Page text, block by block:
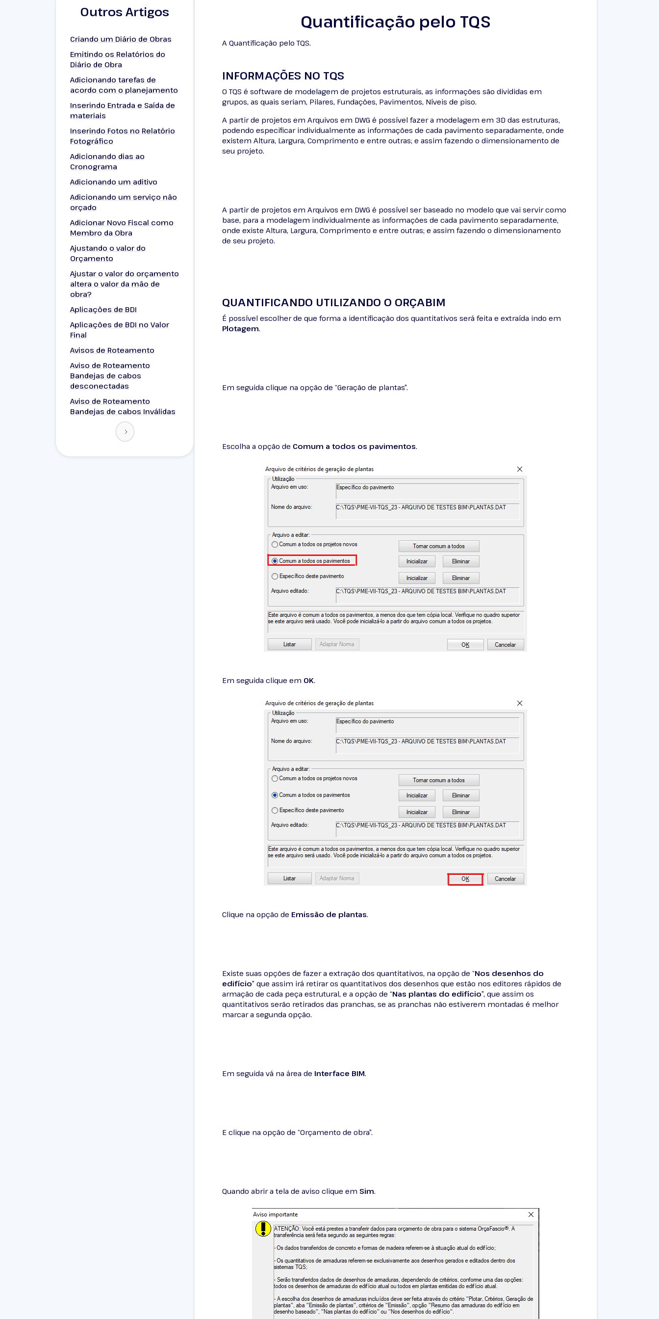
Outros Artigos
Criando um Diário de Obras
Emitindo os Relatórios do
Diário de Obra
Adicionando tarefas de
acordo com o planejamento
Inserindo Entrada e Saída de
materiais
Inserindo Fotos no Relatório
Fotográfico
Adicionando dias ao
Cronograma
Adicionando um aditivo
Adicionando um serviço não
orçado
Adicionar Novo Fiscal como
Membro da Obra
Ajustando o valor do
Orçamento
Ajustar o valor do orçamento
altera o valor da mão de
obra?
Aplicações de BDI
Aplicações de BDI no Valor
Final
Avisos de Roteamento
Aviso de Roteamento
Bandejas de cabos
desconectadas
Aviso de Roteamento
Bandejas de cabos Inválidas
Quantificação pelo TQS
A Quantificação pelo TQS.
INFORMAÇÕES NO TQS
O TQS é software de modelagem de projetos estruturais, as informações são divididas em
grupos, as quais seriam, Pilares, Fundações, Pavimentos, Níveis de piso.
A partir de projetos em Arquivos em DWG é possível fazer a modelagem em 3D das estruturas,
podendo especificar individualmente as informações de cada pavimento separadamente, onde
existem Altura, Largura, Comprimento e entre outras; e assim fazendo o dimensionamento de
seu projeto.
A partir de projetos em Arquivos em DWG é possível ser baseado no modelo que vai servir como
base, para a modelagem individualmente as informações de cada pavimento separadamente,
onde existe Altura, Largura, Comprimento e entre outras; e assim fazendo o dimensionamento
de seu projeto.
QUANTIFICANDO UTILIZANDO O ORÇABIM
É possível escolher de que forma a identificação dos quantitativos será feita e extraída indo em
Plotagem.
Em seguida clique na opção de “Geração de plantas”.
Escolha a opção de Comum a todos os pavimentos.
Em seguida clique em OK.
Clique na opção de Emissão de plantas.
Existe suas opções de fazer a extração dos quantitativos, na opção de “Nos desenhos do
edifício” que assim irá retirar os quantitativos dos desenhos que estão nos editores rápidos de
armação de cada peça estrutural, e a opção de “Nas plantas do edifício”, que assim os
quantitativos serão retirados das pranchas, se as pranchas não estiverem montadas é melhor
marcar a segunda opção.
Em seguida vá na área de Interface BIM.
E clique na opção de “Orçamento de obra”.
Quando abrir a tela de aviso clique em Sim.